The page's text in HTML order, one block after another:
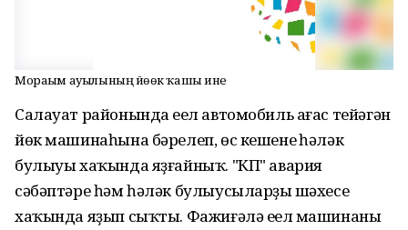
Мораҙым ауылының йөҙөк ҡашы ине
Салауат районында еңел автомобиль ағас тейәгән
йөк машинаһына бәрелеп, өс кешенең һәләк
булыуы хаҡында яҙғайныҡ. "КП" авария
сәбәптәре һәм һәләк булыусыларҙың шәхесе
хаҡында яҙып сыҡты. Фажиғәлә еңел машинаның